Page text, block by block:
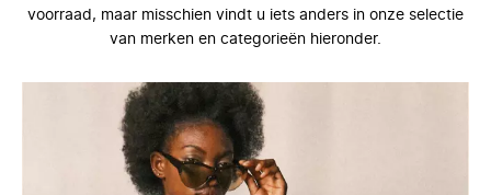
voorraad, maar misschien vindt u iets anders in onze selectie
van merken en categorieën hieronder.